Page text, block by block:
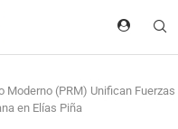
Moderno (PRM) Unifican Fuerzas
en Elías Piña